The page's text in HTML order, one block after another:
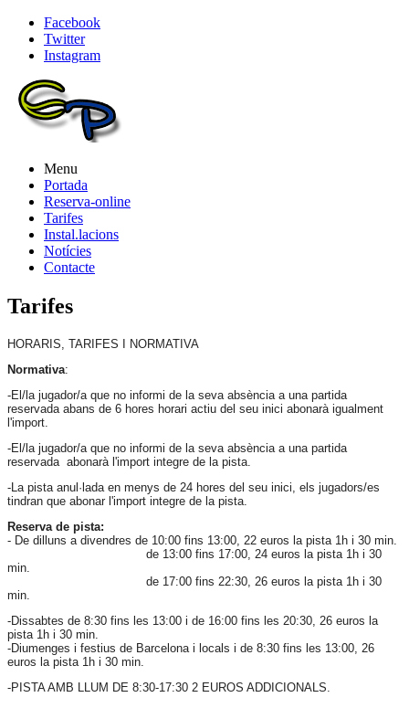
Facebook
Twitter
Instagram
Menu
Portada
Reserva-online
Tarifes
Instal.lacions
Notícies
Contacte
Tarifes
HORARIS, TARIFES I NORMATIVA
Normativa:
-El/la jugador/a que no informi de la seva absència a una partida
reservada abans de 6 hores horari actiu del seu inici abonarà igualment
l'import.
-El/la jugador/a que no informi de la seva absència a una partida
reservada abonarà l'import integre de la pista.
-La pista anul·lada en menys de 24 hores del seu inici, els jugadors/es
tindran que abonar l'import integre de la pista.
Reserva de pista:
- De dilluns a divendres de 10:00 fins 13:00, 22 euros la pista 1h i 30 min.
de 13:00 fins 17:00, 24 euros la pista 1h i 30
min.
de 17:00 fins 22:30, 26 euros la pista 1h i 30
min.
-Dissabtes de 8:30 fins les 13:00 i de 16:00 fins les 20:30, 26 euros la
pista 1h i 30 min.
-Diumenges i festius de Barcelona i locals i de 8:30 fins les 13:00, 26
euros la pista 1h i 30 min.
-PISTA AMB LLUM DE 8:30-17:30 2 EUROS ADDICIONALS.